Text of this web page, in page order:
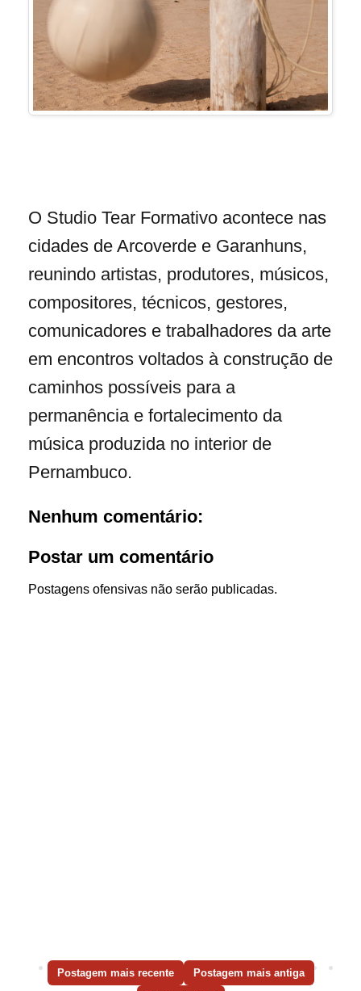
O Studio Tear Formativo acontece nas
cidades de Arcoverde e Garanhuns,
reunindo artistas, produtores, músicos,
compositores, técnicos, gestores,
comunicadores e trabalhadores da arte
em encontros voltados à construção de
caminhos possíveis para a
permanência e fortalecimento da
música produzida no interior de
Pernambuco.
Nenhum comentário:
Postar um comentário
Postagens ofensivas não serão publicadas.
Postagem mais recente Postagem mais antiga